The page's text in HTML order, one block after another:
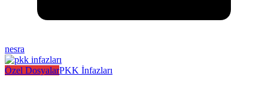
nesra
Özel DosyalarPKK İnfazları